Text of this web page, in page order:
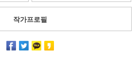
작가프로필